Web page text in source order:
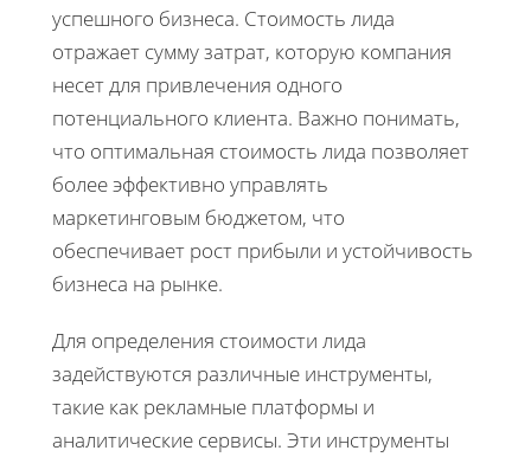
успешного бизнеса. Стоимость лида
отражает сумму затрат, которую компания
несет для привлечения одного
потенциального клиента. Важно понимать,
что оптимальная стоимость лида позволяет
более эффективно управлять
маркетинговым бюджетом, что
обеспечивает рост прибыли и устойчивость
бизнеса на рынке.
Для определения стоимости лида
задействуются различные инструменты,
такие как рекламные платформы и
аналитические сервисы. Эти инструменты